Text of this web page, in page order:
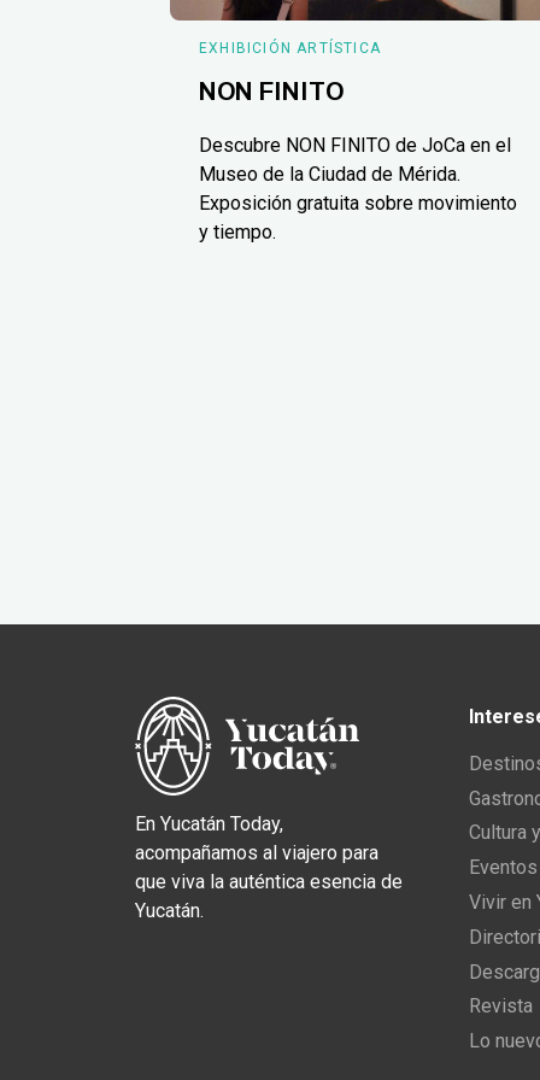
EXHIBICIÓN ARTÍSTICA
NON FINITO
Descubre NON FINITO de JoCa en el
Museo de la Ciudad de Mérida.
Exposición gratuita sobre movimiento
y tiempo.
En Yucatán Today,
acompañamos al viajero para
que viva la auténtica esencia de
Yucatán.
Cultura
Vivir en
Revista
Lo